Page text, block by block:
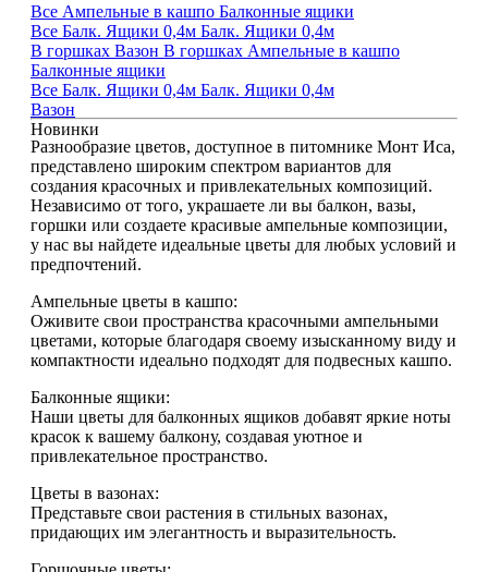
Все Ампельные в кашпо Балконные ящики
Все Балк. Ящики 0,4м Балк. Ящики 0,4м
В горшках Вазон В горшках Ампельные в кашпо
Балконные ящики
Все Балк. Ящики 0,4м Балк. Ящики 0,4м
Вазон
Новинки
Разнообразие цветов, доступное в питомнике Монт Иса,
представлено широким спектром вариантов для
создания красочных и привлекательных композиций.
Независимо от того, украшаете ли вы балкон, вазы,
горшки или создаете красивые ампельные композиции,
у нас вы найдете идеальные цветы для любых условий и
предпочтений.
Ампельные цветы в кашпо:
Оживите свои пространства красочными ампельными
цветами, которые благодаря своему изысканному виду и
компактности идеально подходят для подвесных кашпо.
Балконные ящики:
Наши цветы для балконных ящиков добавят яркие ноты
красок к вашему балкону, создавая уютное и
привлекательное пространство.
Цветы в вазонах:
Представьте свои растения в стильных вазонах,
придающих им элегантность и выразительность.